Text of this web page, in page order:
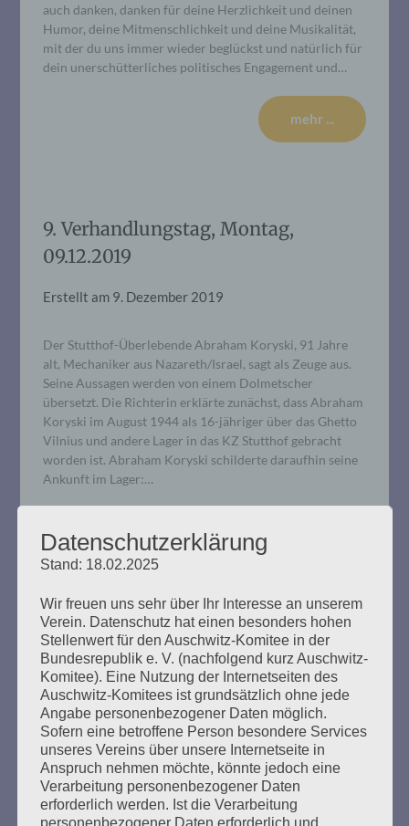
auch danken, danken für deine Herzlichkeit und deinen
Humor, deine Mitmenschlichkeit und deine Musikalität,
mit der du uns immer wieder beglückst und natürlich für
dein unerschütterliches politisches Engagement und…
mehr ...
9. Verhandlungstag, Montag,
09.12.2019
Erstellt am 9. Dezember 2019
Der Stutthof-Überlebende Abraham Koryski, 91 Jahre
alt, Mechaniker aus Nazareth/Israel, sagt als Zeuge aus.
Seine Aussagen werden von einem Dolmetscher
übersetzt. Die Richterin erklärte zunächst, dass Abraham
Koryski im August 1944 als 16-jähriger über das Ghetto
Vilnius und andere Lager in das KZ Stutthof gebracht
worden ist. Abraham Koryski schilderte daraufhin seine
Ankunft im Lager:…
OFFENER BRIEF: Was ist
gemeinnützig? Zur Entscheidung
eines Finanzamtes
Erstellt am25. November 2019
Esther Bejarano schreibt einen offenen Brief an den
Bundesminister der Finanzen 25. November 2019 Sehr
geehrter Herr Minister Scholz, seit 2008 bin ich die
Datenschutzerklärung
Stand: 18.02.2025
Wir freuen uns sehr über Ihr Interesse an unserem
Verein. Datenschutz hat einen besonders hohen
Stellenwert für den Auschwitz-Komitee in der
Bundesrepublik e. V. (nachfolgend kurz Auschwitz-
Komitee). Eine Nutzung der Internetseiten des
Auschwitz-Komitees ist grundsätzlich ohne jede
Angabe personenbezogener Daten möglich.
Sofern eine betroffene Person besondere Services
unseres Vereins über unsere Internetseite in
Anspruch nehmen möchte, könnte jedoch eine
Verarbeitung personenbezogener Daten
erforderlich werden. Ist die Verarbeitung
personenbezogener Daten erforderlich und